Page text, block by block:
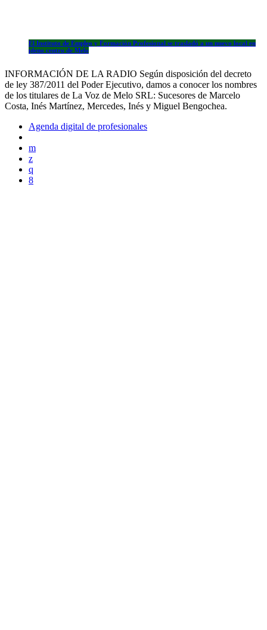
El Instituto de Empleo y Formación Profesional se trasladó a un nuevo local en
pleno centro de Melo
INFORMACIÓN DE LA RADIO Según disposición del decreto
de ley 387/2011 del Poder Ejecutivo, damos a conocer los nombres
de los titulares de La Voz de Melo SRL: Sucesores de Marcelo
Costa, Inés Martínez, Mercedes, Inés y Miguel Bengochea.
Agenda digital de profesionales